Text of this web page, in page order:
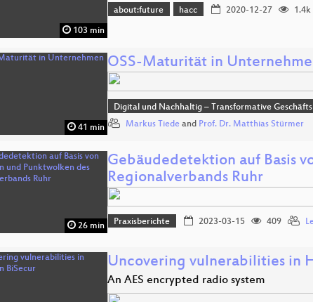
103 min
about:future hacc 2020-12-27 1.4k
41 min
OSS-Maturität in
Digital und Nachhaltig – Transformative
Markus Tiede and Prof. Dr. Matthias Stürmer
26 min
Gebäudedetektion auf Basis
Regionalverbands Ruhr
Praxisberichte 2023-03-15 409
Uncovering vulnerabilities in
An AES encrypted radio system